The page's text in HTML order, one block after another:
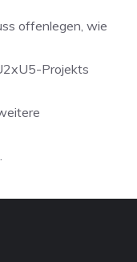
offenlegen, wie
Projekts